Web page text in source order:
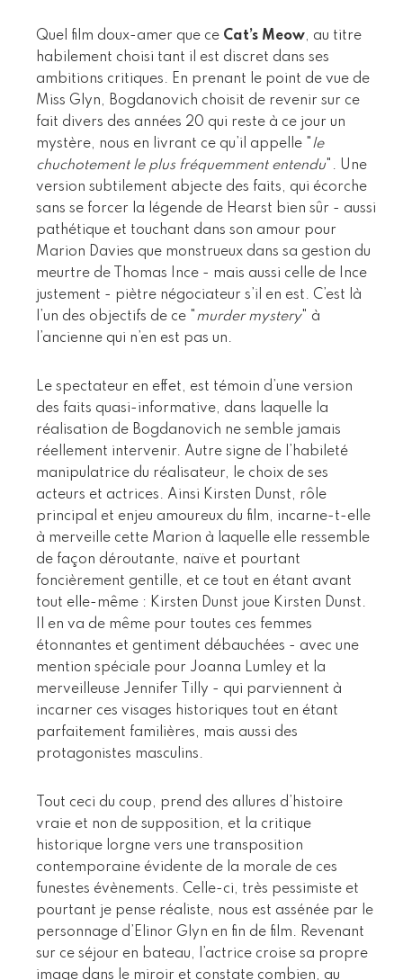
Quel film doux-amer que ce Cat’s Meow, au titre
habilement choisi tant il est discret dans ses
ambitions critiques. En prenant le point de vue de
Miss Glyn, Bogdanovich choisit de revenir sur ce
fait divers des années 20 qui reste à ce jour un
mystère, nous en livrant ce qu’il appelle " le
chuchotement le plus fréquemment entendu ". Une
version subtilement abjecte des faits, qui écorche
sans se forcer la légende de Hearst bien sûr - aussi
pathétique et touchant dans son amour pour
Marion Davies que monstrueux dans sa gestion du
meurtre de Thomas Ince - mais aussi celle de Ince
justement - piètre négociateur s’il en est. C’est là
l’un des objectifs de ce " murder mystery" à
l’ancienne qui n’en est pas un.
Le spectateur en effet, est témoin d’une version
des faits quasi-informative, dans laquelle la
réalisation de Bogdanovich ne semble jamais
réellement intervenir. Autre signe de l’habileté
manipulatrice du réalisateur, le choix de ses
acteurs et actrices. Ainsi Kirsten Dunst, rôle
principal et enjeu amoureux du film, incarne-t-elle
à merveille cette Marion à laquelle elle ressemble
de façon déroutante, naïve et pourtant
foncièrement gentille, et ce tout en étant avant
tout elle-même : Kirsten Dunst joue Kirsten Dunst.
Il en va de même pour toutes ces femmes
étonnantes et gentiment débauchées - avec une
mention spéciale pour Joanna Lumley et la
merveilleuse Jennifer Tilly - qui parviennent à
incarner ces visages historiques tout en étant
parfaitement familières, mais aussi des
protagonistes masculins.
Tout ceci du coup, prend des allures d’histoire
vraie et non de supposition, et la critique
historique lorgne vers une transposition
contemporaine évidente de la morale de ces
funestes évènements. Celle-ci, très pessimiste et
pourtant je pense réaliste, nous est assénée par le
personnage d’Elinor Glyn en fin de film. Revenant
sur ce séjour en bateau, l’actrice croise sa propre
image dans le miroir et constate combien, au